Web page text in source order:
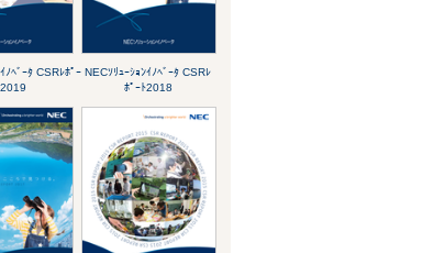
ﾉﾍﾞｰﾀ CSRﾚﾎﾟｰ
2019
NECｿﾘｭｰｼｮﾝｲﾉﾍﾞｰﾀ CSRﾚ
ﾎﾟｰﾄ2018